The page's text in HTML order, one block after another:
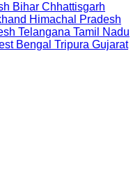
Bihar Chhattisgarh
Himachal Pradesh
Telangana Tamil Nadu
Bengal Tripura Gujarat